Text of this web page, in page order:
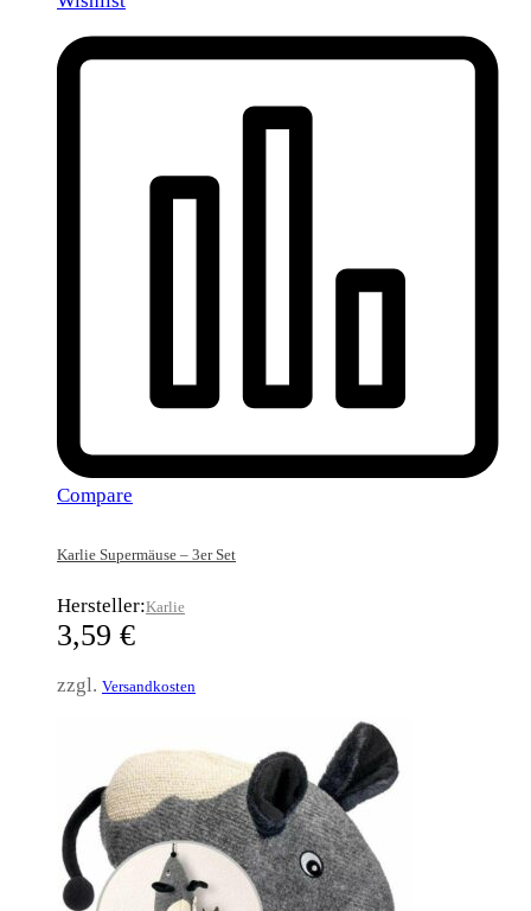
Compare
Karlie Supermäuse – 3er Set
Hersteller:Karlie
3,59 €
zzgl. Versandkosten